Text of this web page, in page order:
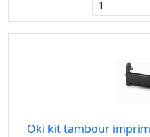
Oki kit tambour